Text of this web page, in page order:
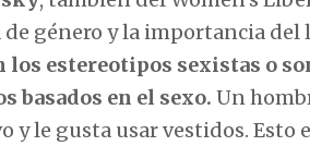
género y la importancia del
los estereotipos sexistas o
basados ​​en el sexo. Un
y le gusta usar vestidos.